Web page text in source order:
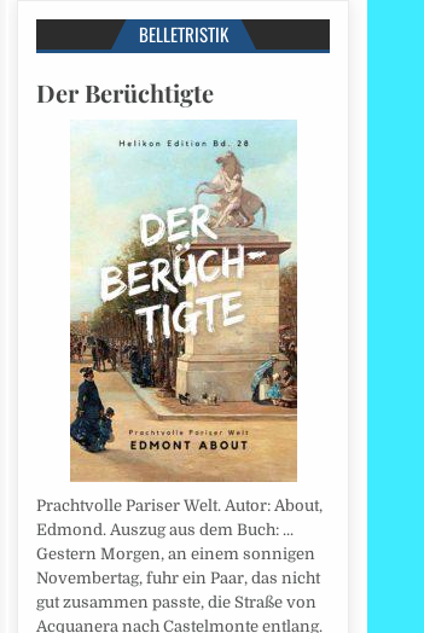
BELLETRISTIK
Der Berüchtigte
Prachtvolle Pariser Welt. Autor: About,
Edmond. Auszug aus dem Buch: ...
Gestern Morgen, an einem sonnigen
Novembertag, fuhr ein Paar, das nicht
gut zusammen passte, die Straße von
Acquanera nach Castelmonte entlang.